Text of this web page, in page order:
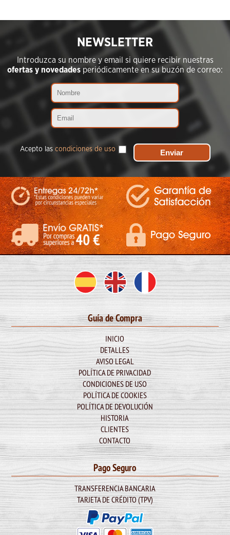
NEWSLETTER
Introduzca su nombre y email si quiere recibir nuestras
ofertas y novedadesperiódicamente en su buzón de correo:
Acepto las condiciones de uso
Guía de Compra
INICIO
DETALLES
AVISO LEGAL
POLÍTICA DE PRIVACIDAD
CONDICIONES DE USO
POLÍTICA DE COOKIES
POLÍTICA DE DEVOLUCIÓN
HISTORIA
CLIENTES
CONTACTO
Pago Seguro
TRANSFERENCIA BANCARIA
TARJETA DE CRÉDITO (TPV)